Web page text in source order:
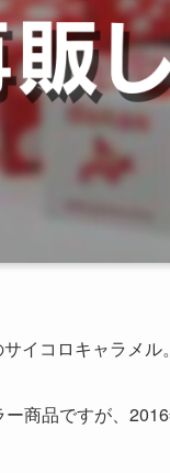
イコロキャラメル。
商品ですが、